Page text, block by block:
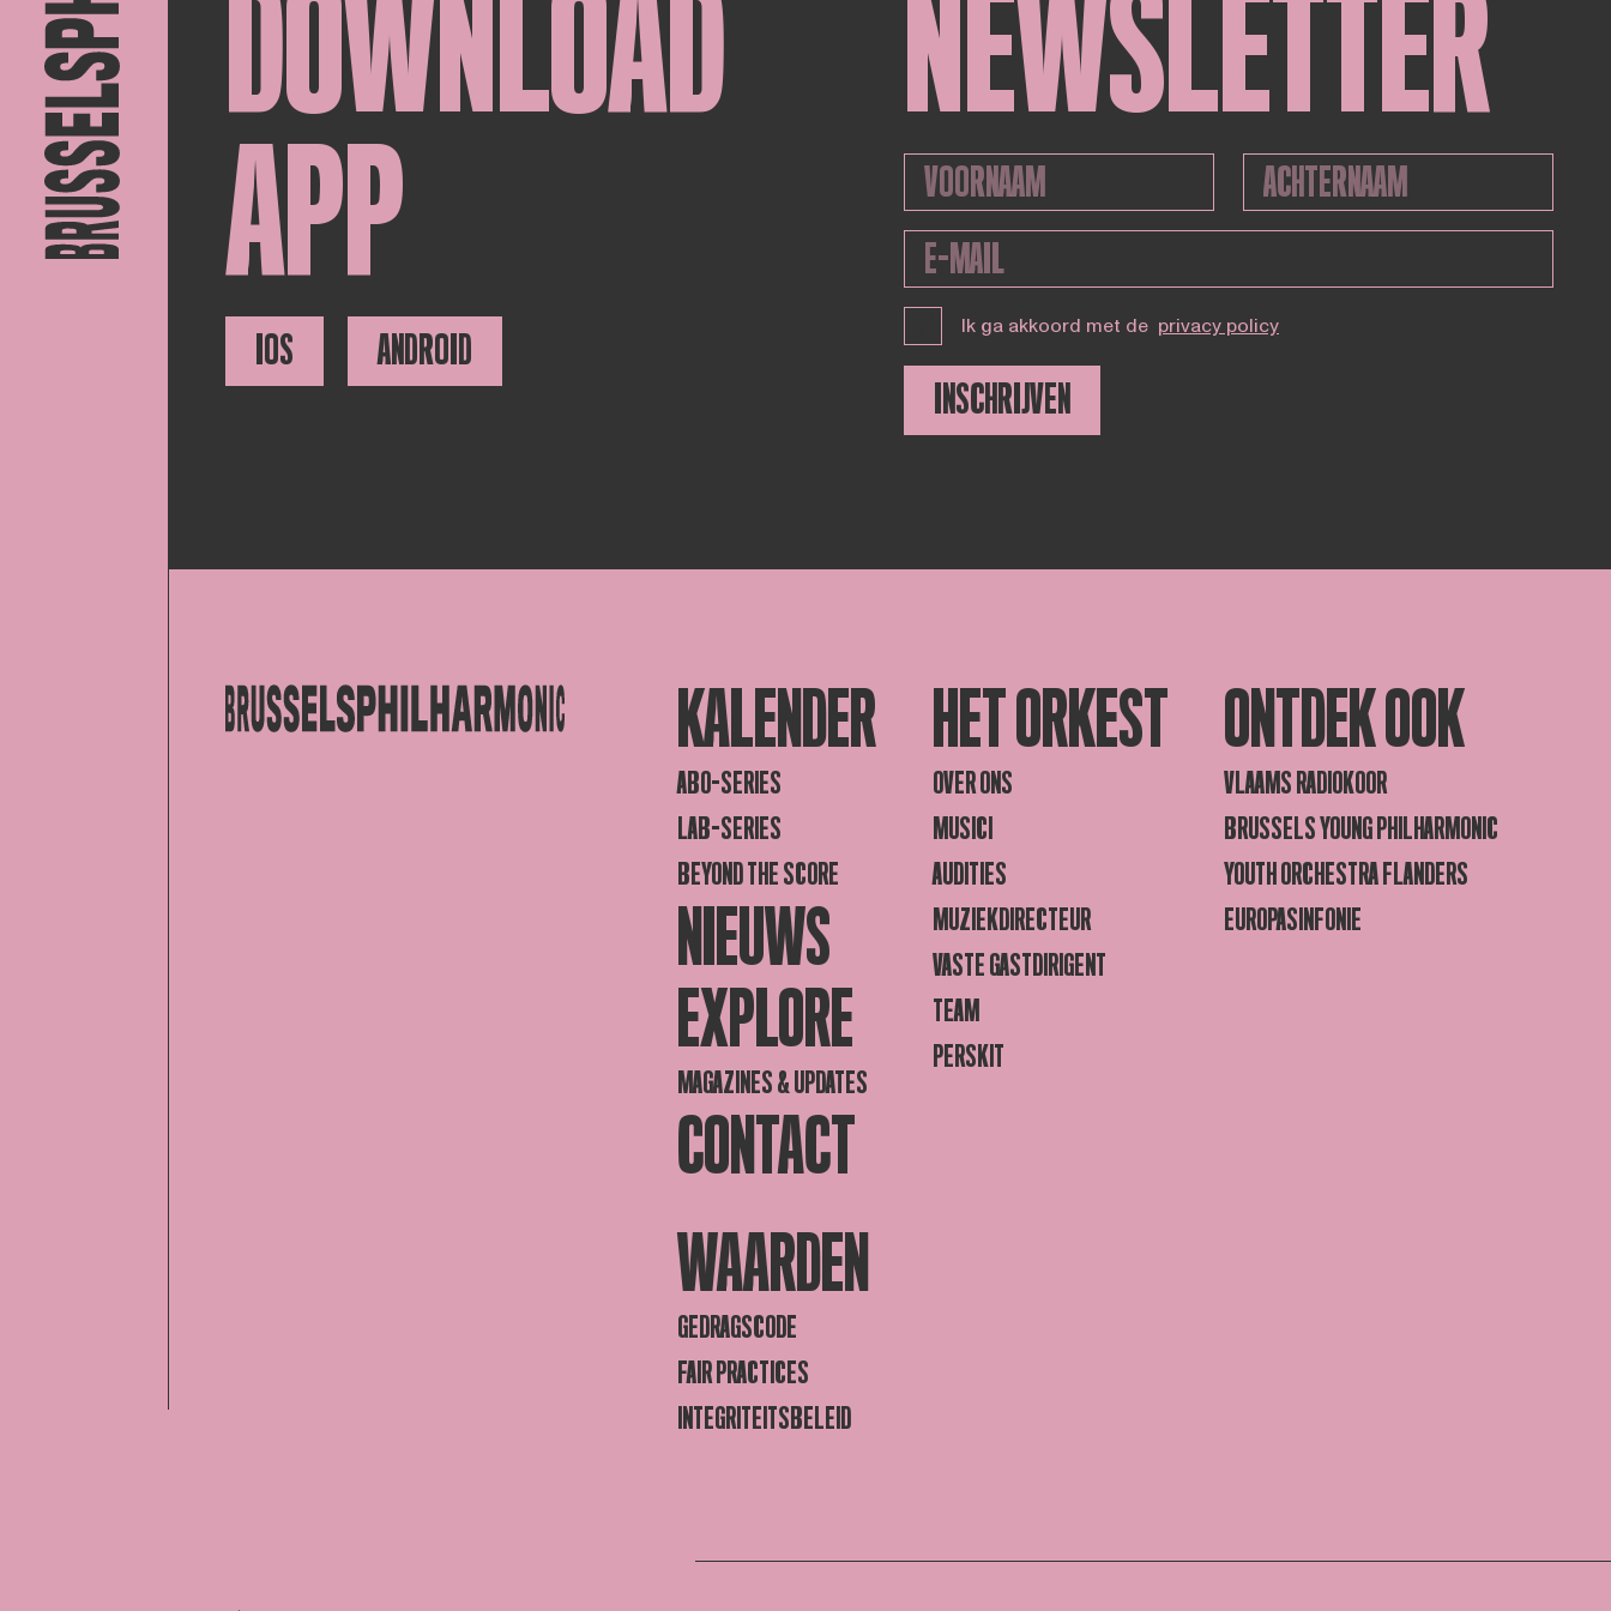
DOWNLOAD
APP
IOS ANDROID
NEWSLETTER
Ik ga akkoord met de privacy policy
INSCHRIJVEN
KALENDER
ABO-SERIES
LAB-SERIES
BEYOND THE SCORE
NIEUWS
EXPLORE
MAGAZINES & UPDATES
CONTACT
HET ORKEST
OVER ONS
MUSICI
AUDITIES
MUZIEKDIRECTEUR
VASTE GASTDIRIGENT
TEAM
PERSKIT
ONTDEK OOK
VLAAMS RADIOKOOR
BRUSSELS YOUNG PHILHARMONIC
YOUTH ORCHESTRA FLANDERS
EUROPASINFONIE
WAARDEN
GEDRAGSCODE
FAIR PRACTICES
INTEGRITEITSBELEID